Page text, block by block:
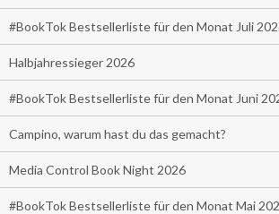
#BookTok Bestsellerliste für den Monat Juli
Halbjahressieger 2026
#BookTok Bestsellerliste für den Monat Juni
Campino, warum hast du das gemacht?
Media Control Book Night 2026
#BookTok Bestsellerliste für den Monat Mai